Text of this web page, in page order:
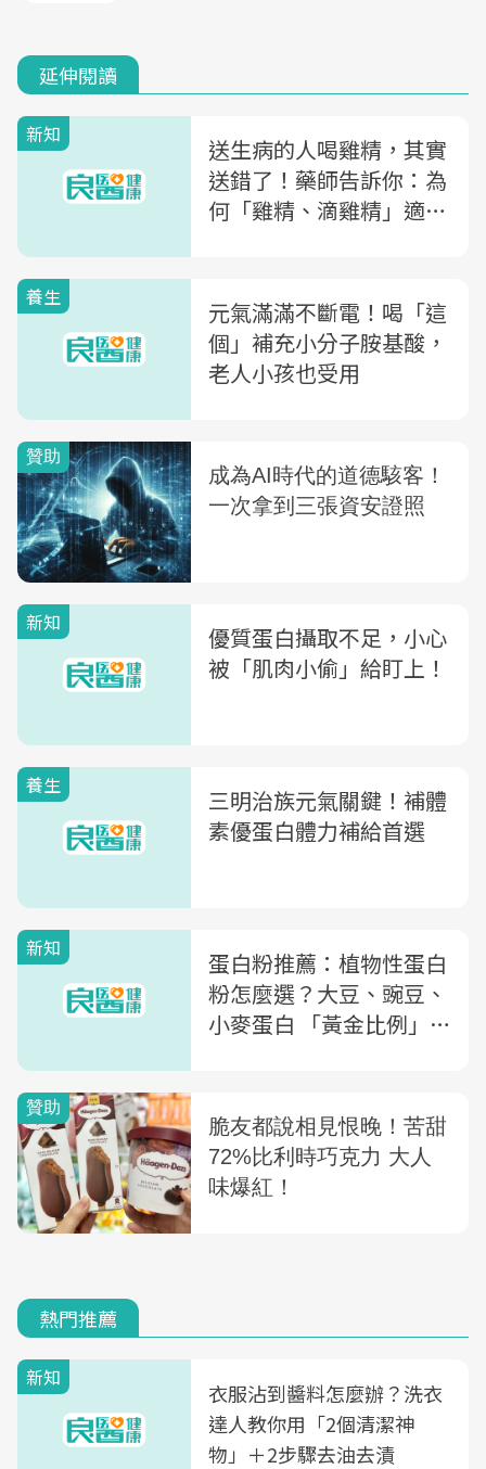
延伸閱讀
新知
送生病的人喝雞精，其實
送錯了！藥師告訴你：為
何「雞精、滴雞精」適合
養生
元氣滿滿不斷電！喝「這
個」補充小分子胺基酸，
老人小孩也受用
新知
優質蛋白攝取不足，小心
被「肌肉小偷」給盯上！
養生
三明治族元氣關鍵！補體
素優蛋白體力補給首選
新知
蛋白粉推薦：植物性蛋白
粉怎麼選？大豆、豌豆、
小麥蛋白 「黃金比例」
熱門推薦
新知
衣服沾到醬料怎麼辦？洗衣
達人教你用「2個清潔神
物」＋2步驟去油去漬